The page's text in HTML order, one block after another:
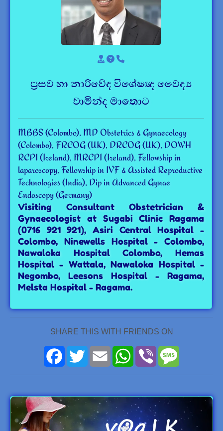
ප්‍රසව හා නාරිවේද විශේෂඥ වෛද්‍ය
චාමින්ද මාතොට
MBBS (Colombo), MD Obstetrics & Gynaecology
(Colombo), FRCOG (UK), DRCOG (UK), DOWH
RCPI (Ireland), MRCPI (Ireland), Fellowship in
laparoscopy, Fellowship in IVF & Assisted Reproductive
Technologies (India), Dip in Advanced Gynae
Endoscopy (Germany)
Visiting Consultant Obstetrician &
Gynaecologist at Sugabi Clinic Ragama
(0716 921 921), Asiri Central Hospital -
Colombo, Ninewells Hospital - Colombo,
Nawaloka Hospital Colombo, Hemas
Hospital - Wattala, Nawaloka Hospital -
Negombo, Leesons Hospital - Ragama,
Melsta Hospital - Ragama.
SHARE THIS WITH FRIENDS ON
FacebookTwitter Email WhatsApp
Viber